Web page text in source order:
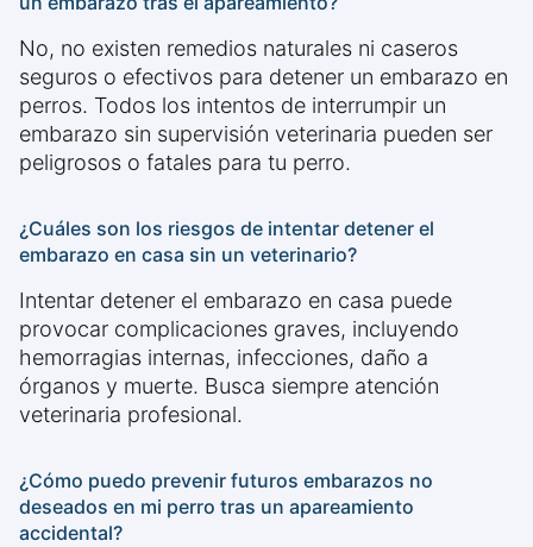
No, no existen remedios naturales ni caseros
seguros o efectivos para detener un embarazo en
perros. Todos los intentos de interrumpir un
embarazo sin supervisión veterinaria pueden ser
peligrosos o fatales para tu perro.
¿Cuáles son los riesgos de intentar detener el
embarazo en casa sin un veterinario?
Intentar detener el embarazo en casa puede
provocar complicaciones graves, incluyendo
hemorragias internas, infecciones, daño a
órganos y muerte. Busca siempre atención
veterinaria profesional.
¿Cómo puedo prevenir futuros embarazos no
deseados en mi perro tras un apareamiento
accidental?